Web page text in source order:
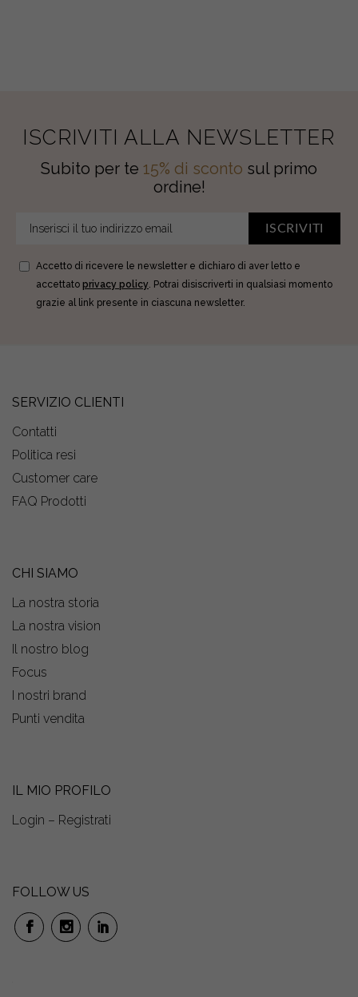
ISCRIVITI ALLA NEWSLETTER
Subito per te 15% di sconto sul primo
ordine!
ISCRIVITI
Accetto di ricevere le newsletter e dichiaro di aver letto e
accettato privacy policy. Potrai disiscriverti in qualsiasi momento
grazie al link presente in ciascuna newsletter.
SERVIZIO CLIENTI
Contatti
Politica resi
Customer care
FAQ Prodotti
CHI SIAMO
La nostra storia
La nostra vision
Il nostro blog
Focus
I nostri brand
Punti vendita
IL MIO PROFILO
Login – Registrati
FOLLOW US